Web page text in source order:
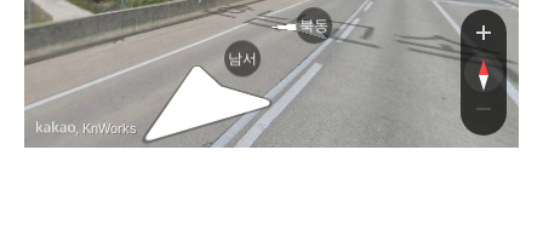
남서
북동
, KnWorks